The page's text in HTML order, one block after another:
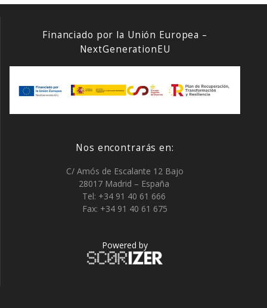
Financiado por la Unión Europea –
NextGenerationEU
Nos encontrarás en:
C/ Amós de Escalante 12 Bajo
28017 Madrid – España
Tel: +34 91 40 61 666
Fax: +34 91 40 61 675
Powered by